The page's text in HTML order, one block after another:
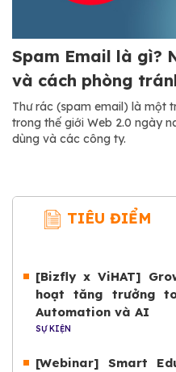
Spam Email là gì?
và cách phòng
Thư rác (spam email) là một
trong thế giới Web 2.0 ngày
dùng và các công ty.
TIÊU ĐIỂM
[Bizfly x ViHAT]
hoạt tăng trưởng
Automation và AI
SỰ KIỆN
[Webinar] Smart